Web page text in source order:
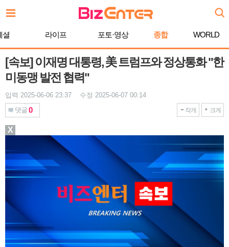
문
로
기
셜 라이프 포토·영상 종합 WORLD
[속보] 이재명 대통령, 美 트럼프와 정상통화 "한
미동맹 발전 협력"
입력 2025-06-06 23:37 수정 2025-06-07 00:14
댓글 0 작게 크게
X